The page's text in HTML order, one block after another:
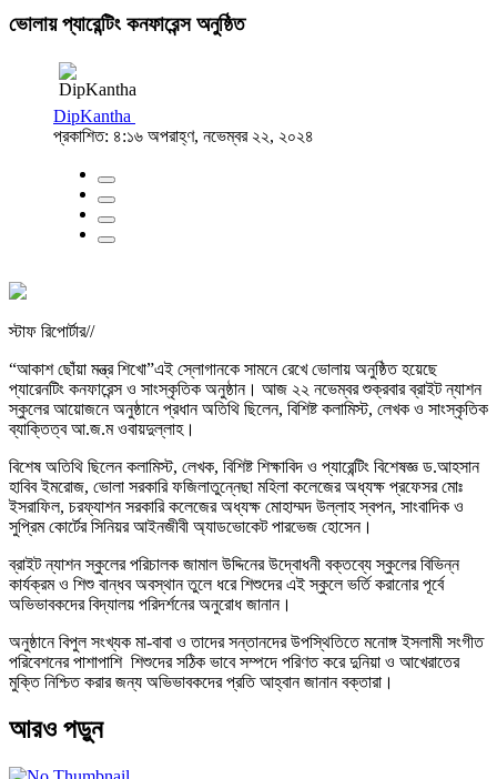
ভোলায় প্যারেন্টিং কনফারেন্স অনুষ্ঠিত
DipKantha
প্রকাশিত: ৪:১৬ অপরাহ্ণ, নভেম্বর ২২, ২০২৪
স্টাফ রিপোর্টার//
“আকাশ ছোঁয়া মন্ত্র শিখো”এই স্লোগানকে সামনে রেখে ভোলায় অনুষ্ঠিত হয়েছে
প্যারেনটিং কনফারেন্স ও সাংস্কৃতিক অনুষ্ঠান। আজ ২২ নভেম্বর শুক্রবার ব্রাইট ন্যাশন
স্কুলের আয়োজনে অনুষ্ঠানে প্রধান অতিথি ছিলেন, বিশিষ্ট কলামিস্ট, লেখক ও সাংস্কৃতিক
ব্যাক্তিত্ব আ.জ.ম ওবায়দুল্লাহ।
বিশেষ অতিথি ছিলেন কলামিস্ট, লেখক, বিশিষ্ট শিক্ষাবিদ ও প্যারেন্টিং বিশেষজ্ঞ ড.আহসান
হাবিব ইমরোজ, ভোলা সরকারি ফজিলাতুন্নেছা মহিলা কলেজের অধ্যক্ষ প্রফেসর মোঃ
ইসরাফিল, চরফ্যাশন সরকারি কলেজের অধ্যক্ষ মোহাম্মদ উল্লাহ স্বপন, সাংবাদিক ও
সুপ্রিম কোর্টের সিনিয়র আইনজীবী অ্যাডভোকেট পারভেজ হোসেন।
ব্রাইট ন্যাশন স্কুলের পরিচালক জামাল উদ্দিনের উদ্বোধনী বক্তব্যে স্কুলের বিভিন্ন
কার্যক্রম ও শিশু বান্ধব অবস্থান তুলে ধরে শিশুদের এই স্কুলে ভর্তি করানোর পূর্বে
অভিভাবকদের বিদ্যালয় পরিদর্শনের অনুরোধ জানান।
অনুষ্ঠানে বিপুল সংখ্যক মা-বাবা ও তাদের সন্তানদের উপস্থিতিতে মনোঙ্গ ইসলামী সংগীত
পরিবেশনের পাশাপাশি শিশুদের সঠিক ভাবে সম্পদে পরিণত করে দুনিয়া ও আখেরাতের
মুক্তি নিশ্চিত করার জন্য অভিভাবকদের প্রতি আহ্বান জানান বক্তারা।
আরও পড়ুন